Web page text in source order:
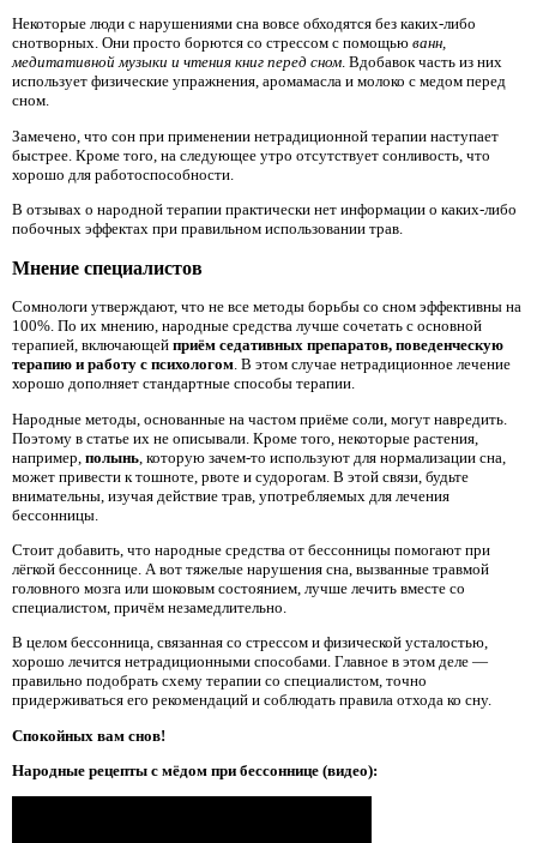
Некоторые люди с нарушениями сна вовсе обходятся без каких-либо
снотворных. Они просто борются со стрессом с помощью ванн,
медитативной музыки и чтения книг перед сном. Вдобавок часть из них
использует физические упражнения, аромамасла и молоко с медом перед
сном.
Замечено, что сон при применении нетрадиционной терапии наступает
быстрее. Кроме того, на следующее утро отсутствует сонливость, что
хорошо для работоспособности.
В отзывах о народной терапии практически нет информации о каких-либо
побочных эффектах при правильном использовании трав.
Мнение специалистов
Сомнологи утверждают, что не все методы борьбы со сном эффективны на
100%. По их мнению, народные средства лучше сочетать с основной
терапией, включающей приём седативных препаратов, поведенческую
терапию и работу с психологом. В этом случае нетрадиционное лечение
хорошо дополняет стандартные способы терапии.
Народные методы, основанные на частом приёме соли, могут навредить.
Поэтому в статье их не описывали. Кроме того, некоторые растения,
например, полынь , которую зачем-то используют для нормализации сна,
может привести к тошноте, рвоте и судорогам. В этой связи, будьте
внимательны, изучая действие трав, употребляемых для лечения
бессонницы.
Стоит добавить, что народные средства от бессонницы помогают при
лёгкой бессоннице. А вот тяжелые нарушения сна, вызванные травмой
головного мозга или шоковым состоянием, лучше лечить вместе со
специалистом, причём незамедлительно.
В целом бессонница, связанная со стрессом и физической усталостью,
хорошо лечится нетрадиционными способами. Главное в этом деле —
правильно подобрать схему терапии со специалистом, точно
придерживаться его рекомендаций и соблюдать правила отхода ко сну.
Спокойных вам снов!
Народные рецепты с мёдом при бессоннице (видео):